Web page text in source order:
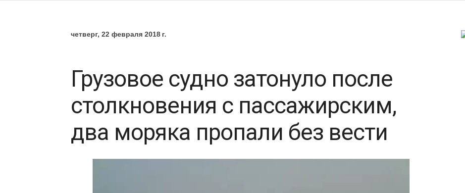
четверг, 22 февраля 2018 г.
Грузовое судно затонуло после
столкновения с пассажирским,
два моряка пропали без вести